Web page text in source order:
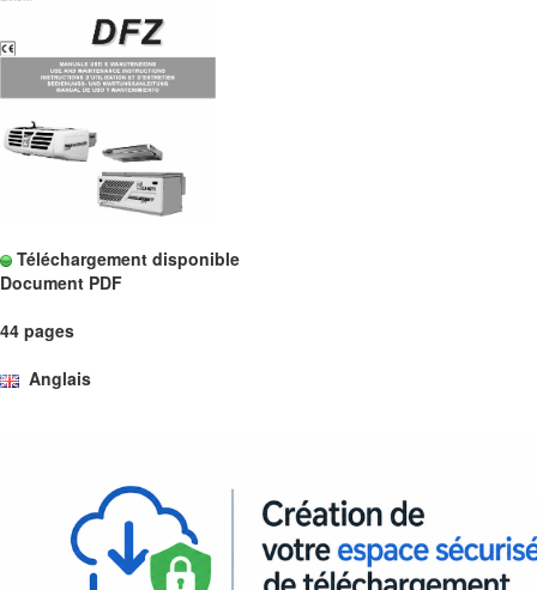
Téléchargement disponible
Document PDF
44 pages
Anglais